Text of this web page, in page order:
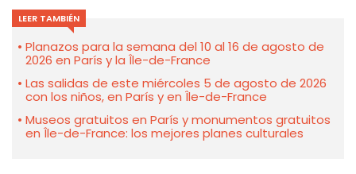
LEER TAMBIÉN
Planazos para la semana del 10 al 16 de agosto de
2026 en París y la Île-de-France
Las salidas de este miércoles 5 de agosto de 2026
con los niños, en París y en Île-de-France
Museos gratuitos en París y monumentos gratuitos
en Île-de-France: los mejores planes culturales